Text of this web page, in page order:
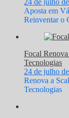
Aposta em
Reinventar o
Focal
Tecnologias
24 de julho
Renova a
Tecnologias